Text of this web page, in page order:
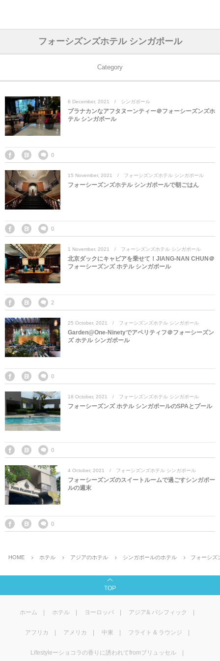
フォーシズンズホテル シンガポール
Category
6 December, 2021 シンガポール
プラナカンなアフタヌーンティー＠フォーシーズンズホ
テル シンガポール
0
15 November, 2021 フォーシズンズホテル シンガポール
フォーシーズンズホテル シンガポールで朝ごはん
0
1 November, 2021 フォーシズンズホテル シンガポール
北京ダックにキャビアを乗せて！JIANG-NAN CHUN＠
フォーシーズンズ ホテル シンガポール
2
25 October, 2021 フォーシズンズホテル シンガポール
Garden@One-Ninetyでアペリティフ＠フォーシーズン
ズ ホテル シンガポール
0
18 October, 2021 フォーシズンズホテル シンガポール
フォーシーズンズ ホテル シンガポールのSPAとプール
0
4 October, 2021 フォーシズンズホテル シンガポール
フォーシーズンズのスイートルームで過ごすシンガポー
ルの週末
0
HOME ホテル アジアのホテル シンガポールのホテル フォーシズ
TOP
ホーム ホテル ヨーロッパ アジア& パシフィック
アフリカ アメリカ 中東 フライト & ラウンジ
Lifestyleーショコラの香りに誘われてfromブリュッセル
アジアのホテル シンガポール
中国のホテル
インドネシア
ミャンマーの
タイのホテル
ヨーロッパのホテル
フランスのホ
ギリシャのホ
ドイツのホテ
オランダのホ
ヨーロッパ他
中東のホテル
オマーンのホ
アラブ首長国
アメリカのホテル
アメリカ合衆
アフリカのホテル
モロッコのホ
エジプトのホ
オセアニアのホテル
中央ヨーロッパ オーストリア
ブルガリア
モンテネグロ
西ヨーロッパ
ベルギー
フランス
スイス
リヒテンシュ
東ヨーロッパ
ロシア
ポーランド
南ヨーロッパ
ギリシャ
イタリア
サンマリノ
北ヨーロッパ
デンマーク
中国 香港&マカオ
北京
ハルビン＆瀋
西安
カンボジア
インド
インドネシア
韓国
日本
東京、神奈川
京都、奈良
ラオス
マレーシア
モルディブ
ミャンマー
シンガポール
フィリピン
ヴェトナム
タイ
モロッコ
エジプト
ナミビア
アメリカ合衆国
カタール
サウジアラビア
トルコ
オマーン
アラブ首長国連邦
ドバイ
アブダビ
エーゲ航空
エールフランス＆イベリア航空
全日空・日本航空
エミレーツ航空
エチオピア航空
ユーロスター・タリス
ルフトハンザ航空・ブリュッセル航空
カタール航空
シンガポール航空